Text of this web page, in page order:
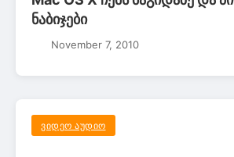
ნაბიჯები
November 7, 2010
ᲕᲘᲓᲔᲝ ᲐᲣᲓᲘᲝ